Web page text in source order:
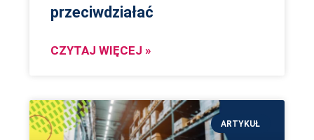
przeciwdziałać
CZYTAJ WIĘCEJ »
ARTYKUŁ